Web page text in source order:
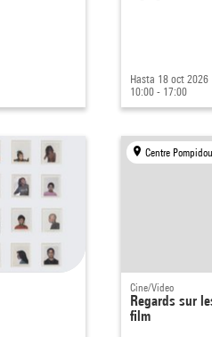
Hasta 18 oct 2026
10:00 - 17:00
Centre
Cine/Video
Regards sur
film